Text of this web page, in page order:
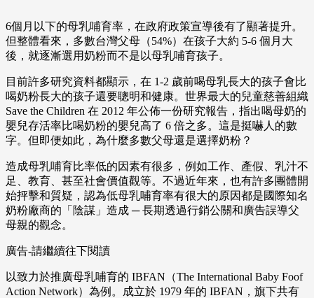
6個月以下的母乳哺育率，在政府政策宣導後有了顯著提升。
但整體看來，多數台灣父母（54%）在孩子大約 5-6 個月大
後，就逐漸選用奶粉而不是以母乳哺育孩子。
目前許多研究資料都顯示，在 1-2 歲前喝母乳長大的孩子會比
喝奶粉長大的孩子還要聰明和健康。世界最大的兒童慈善組織
Save the Children 在 2012 年公佈一份研究報告，指出喝母奶的
嬰兒存活率比喝奶粉的嬰兒高了 6 倍之多。這是挺嚇人的數
字。但即便如此，為什麼多數父母還是選擇奶粉？
造成母乳哺育比率低的因素有很多，例如工作、產假、乳汁不
足、教育、甚至社會價值觀等。不過近年來，也有許多團體開
始抨擊和質疑，認為低母乳哺育率有很大的原因都是國際知名
奶粉廠商的「陰謀」造成 ─ 長期透過行銷公關和廣告誤導父
母親的觀念。
廣告-請繼續往下閱讀
以致力於推廣母乳哺育的 IBFAN（The International Baby Foof
Action Network）為例。成立於 1979 年的 IBFAN，旗下共有